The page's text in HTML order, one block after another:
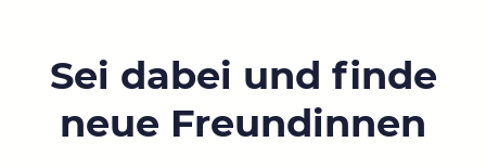
Sei dabei und finde
neue Freundinnen